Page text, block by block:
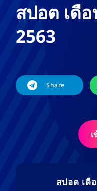
สปอต เดื
2563
Share
สปอต เดื